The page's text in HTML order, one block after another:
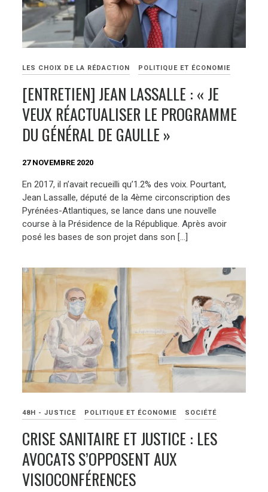
LES CHOIX DE LA RÉDACTION POLITIQUE ET ÉCONOMIE
[ENTRETIEN] JEAN LASSALLE : « JE
VEUX RÉACTUALISER LE PROGRAMME
DU GÉNÉRAL DE GAULLE »
27 NOVEMBRE 2020
En 2017, il n’avait recueilli qu’1.2% des voix. Pourtant,
Jean Lassalle, député de la 4ème circonscription des
Pyrénées-Atlantiques, se lance dans une nouvelle
course à la Présidence de la République. Après avoir
posé les bases de son projet dans son […]
48H - JUSTICE POLITIQUE ET ÉCONOMIE SOCIÉTÉ
CRISE SANITAIRE ET JUSTICE : LES
AVOCATS S’OPPOSENT AUX
VISIOCONFÉRENCES